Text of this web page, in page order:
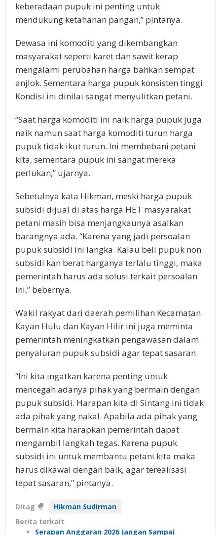
keberadaan pupuk ini penting untuk
mendukung ketahanan pangan,” pintanya.
Dewasa ini komoditi yang dikembangkan
masyarakat seperti karet dan sawit kerap
mengalami perubahan harga bahkan sempat
anjlok. Sementara harga pupuk konsisten tinggi.
Kondisi ini dinilai sangat menyulitkan petani.
“Saat harga komoditi ini naik harga pupuk juga
naik namun saat harga komoditi turun harga
pupuk tidak ikut turun. Ini membebani petani
kita, sementara pupuk ini sangat mereka
perlukan,” ujarnya.
Sebetulnya kata Hikman, meski harga pupuk
subsidi dijual di atas harga HET masyarakat
petani masih bisa menjangkaunya asalkan
barangnya ada. “Karena yang jadi persoalan
pupuk subsidi ini langka. Kalau beli pupuk non
subsidi kan berat harganya terlalu tinggi, maka
pemerintah harus ada solusi terkait persoalan
ini,” bebernya.
Wakil rakyat dari daerah pemilihan Kecamatan
Kayan Hulu dan Kayan Hilir ini juga meminta
pemerintah meningkatkan pengawasan dalam
penyaluran pupuk subsidi agar tepat sasaran.
“Ini kita ingatkan karena penting untuk
mencegah adanya pihak yang bermain dengan
pupuk subsidi. Harapan kita di Sintang ini tidak
ada pihak yang nakal. Apabila ada pihak yang
bermain kita harapkan pemerintah dapat
mengambil langkah tegas. Karena pupuk
subsidi ini untuk membantu petani kita maka
harus dikawal dengan baik, agar terealisasi
tepat sasaran,” pintanya.
Ditag
Hikman Sudirman
Berita terkait
Serapan Anggaran 2026 Jangan Sampai